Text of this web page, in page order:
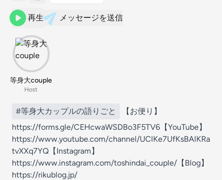
再生 メッセージを送信
等身大couple
Host
#等身大カップルの語りごと
【お便り】
https://forms.gle/CEHcwaWSDBo3F5TV6【YouTube】
https://www.youtube.com/channel/UClKe7UfKsBAlKRa
tvXXq7YQ【Instagram】
https://www.instagram.com/toshindai_couple/【Blog】
https://rikublog.jp/